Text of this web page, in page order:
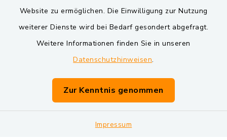
Website zu ermöglichen. Die Einwilligung zur Nutzung
weiterer Dienste wird bei Bedarf gesondert abgefragt.
Weitere Informationen finden Sie in unseren
Datenschutzhinweisen.
Zur Kenntnis genommen
Impressum
Barrierefreiheit
Impressum
Sitemap